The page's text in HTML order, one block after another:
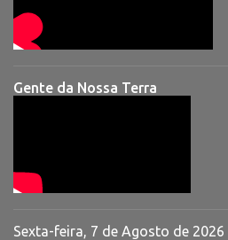
Gente da Nossa Terra
Sexta-feira, 7 de Agosto de 2026